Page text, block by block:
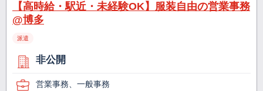
【高時給・駅近・未経験OK】服装自由の営業事務
@博多
派遣
非公開
営業事務、一般事務